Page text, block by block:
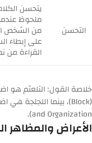
التحسن
يتحسن
ملحوظ
من الشخص
على إبطاء
القراءة من
خلاصة القول: التلعثم هو
and Organization).
الأعراض والمظاهر